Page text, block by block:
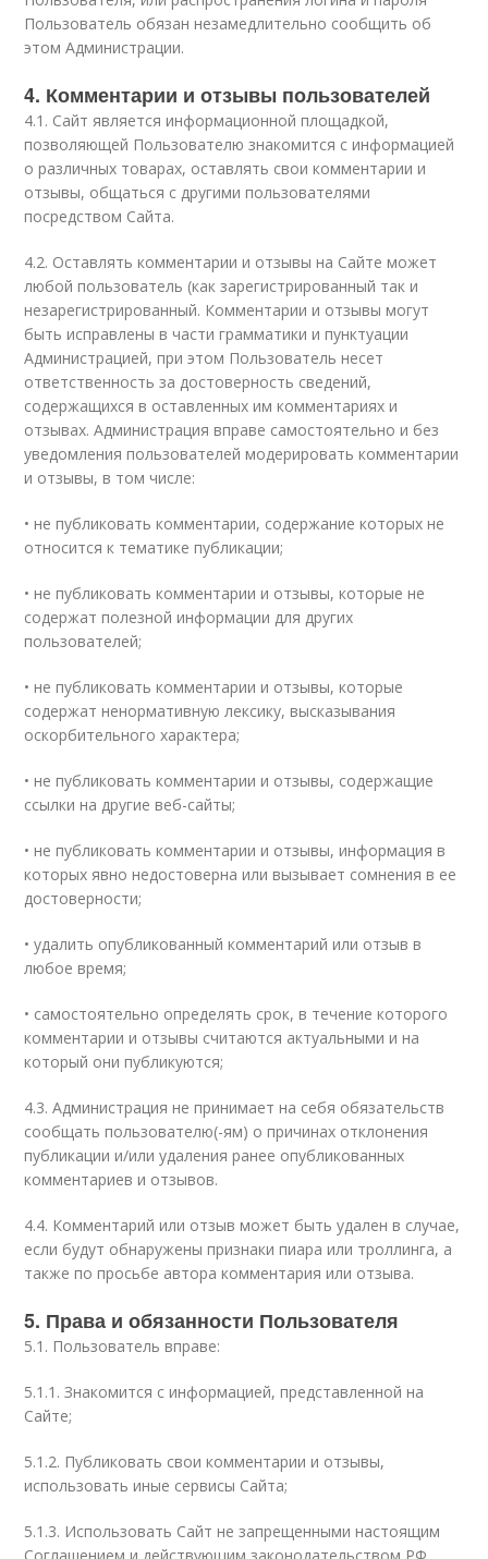
Пользователь обязан незамедлительно сообщить об
этом Администрации.
4. Комментарии и отзывы пользователей
4.1. Сайт является информационной площадкой,
позволяющей Пользователю знакомится с информацией
о различных товарах, оставлять свои комментарии и
отзывы, общаться с другими пользователями
посредством Сайта.
4.2. Оставлять комментарии и отзывы на Сайте может
любой пользователь (как зарегистрированный так и
незарегистрированный. Комментарии и отзывы могут
быть исправлены в части грамматики и пунктуации
Администрацией, при этом Пользователь несет
ответственность за достоверность сведений,
содержащихся в оставленных им комментариях и
отзывах. Администрация вправе самостоятельно и без
уведомления пользователей модерировать комментарии
и отзывы, в том числе:
• не публиковать комментарии, содержание которых не
относится к тематике публикации;
• не публиковать комментарии и отзывы, которые не
содержат полезной информации для других
пользователей;
• не публиковать комментарии и отзывы, которые
содержат ненормативную лексику, высказывания
оскорбительного характера;
• не публиковать комментарии и отзывы, содержащие
ссылки на другие веб-сайты;
• не публиковать комментарии и отзывы, информация в
которых явно недостоверна или вызывает сомнения в ее
достоверности;
• удалить опубликованный комментарий или отзыв в
любое время;
• самостоятельно определять срок, в течение которого
комментарии и отзывы считаются актуальными и на
который они публикуются;
4.3. Администрация не принимает на себя обязательств
сообщать пользователю(-ям) о причинах отклонения
публикации и/или удаления ранее опубликованных
комментариев и отзывов.
4.4. Комментарий или отзыв может быть удален в случае,
если будут обнаружены признаки пиара или троллинга, а
также по просьбе автора комментария или отзыва.
5. Права и обязанности Пользователя
5.1. Пользователь вправе:
5.1.1. Знакомится с информацией, представленной на
Сайте;
5.1.2. Публиковать свои комментарии и отзывы,
использовать иные сервисы Сайта;
5.1.3. Использовать Сайт не запрещенными настоящим